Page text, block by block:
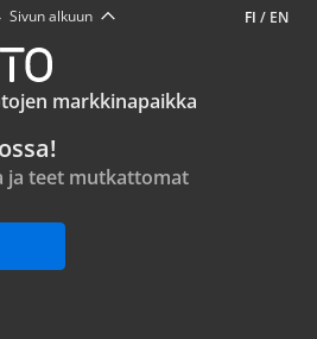
FI / EN
Sivun alkuun
markkinapaikka
ja teet mutkattomat